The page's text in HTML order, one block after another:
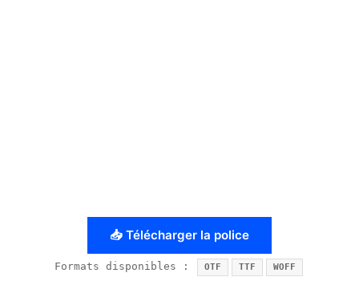
📥 Télécharger la police
Formats disponibles : OTF TTF WOFF